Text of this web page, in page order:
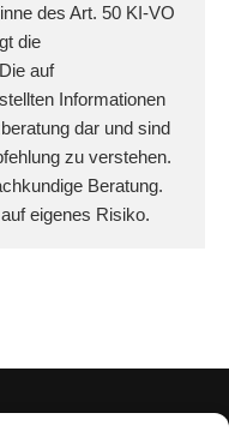
des Art. 50 KI-VO
die
auf
Informationen
dar und sind
zu verstehen.
Beratung.
eigenes Risiko.